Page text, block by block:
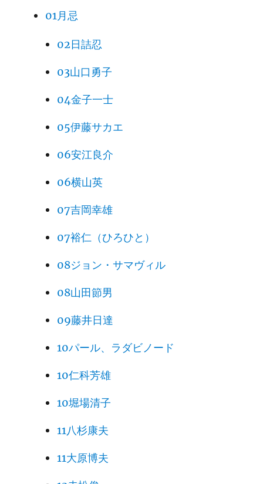
01月忌
02日詰忍
03山口勇子
04金子一士
05伊藤サカエ
06安江良介
06横山英
07吉岡幸雄
07裕仁（ひろひと）
08ジョン・サマヴィル
08山田節男
09藤井日達
10パール、ラダビノード
10仁科芳雄
10堀場清子
11八杉康夫
11大原博夫